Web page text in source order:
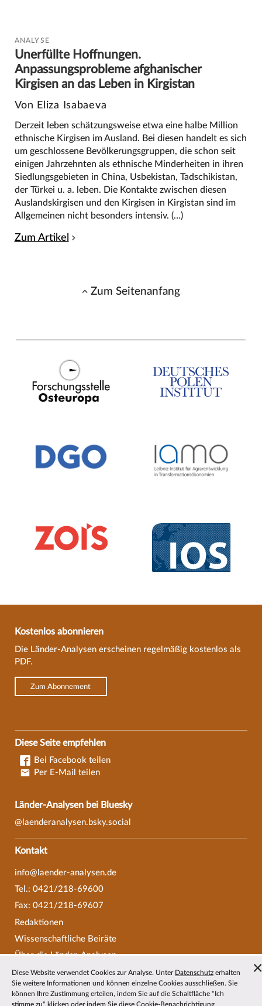
ANALYSE
Unerfüllte Hoffnungen.
Anpassungsprobleme afghanischer
Kirgisen an das Leben in Kirgistan
Von Eliza Isabaeva
Derzeit leben schätzungsweise etwa eine halbe Million
ethnische Kirgisen im Ausland. Bei diesen handelt es sich
um geschlossene Bevölkerungsgruppen, die schon seit
einigen Jahrzehnten als ethnische Minderheiten in ihren
Siedlungsgebieten in China, Usbekistan, Tadschikistan,
der Türkei u. a. leben. Die Kontakte zwischen diesen
Auslandskirgisen und den Kirgisen in Kirgistan sind im
Allgemeinen nicht besonders intensiv. (…)
Zum Artikel
Zum Seitenanfang
Kostenlos abonnieren
Die Länder-Analysen erscheinen regelmäßig kostenlos als
PDF.
Zum Abonnement
Diese Seite empfehlen
Bei Facebook teilen
Per E-Mail teilen
Länder-Analysen bei Bluesky
@laenderanalysen.bsky.social
Kontakt
info@laender-analysen.de
Tel.: 0421/218-69600
Fax: 0421/218-69607
Redaktionen
Wissenschaftliche Beiräte
Über die Länder-Analysen
Datenschutz—Impressum —Barrierefreiheit
Diese Website verwendet Cookies zur Analyse. Unter Datenschutz erhalten
Sie weitere Informationen und können einzelne Cookies ausschließen. Sie
können Ihre Zustimmung erteilen, indem Sie auf die Schaltfläche "Ich
stimme zu" klicken oder indem Sie diese Cookie-Benachrichtigung